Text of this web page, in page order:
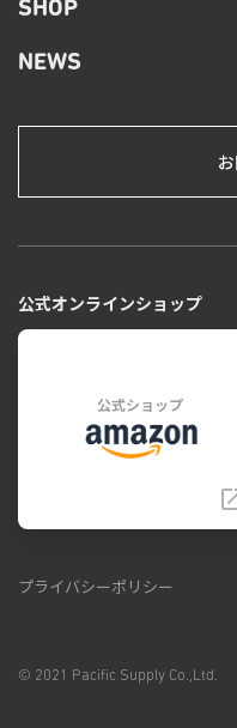
SHOP
NEWS
公式オンラインショップ
公式ショップ
プライバシーポリシー
© 2021 Pacific Supply Co.,Ltd.